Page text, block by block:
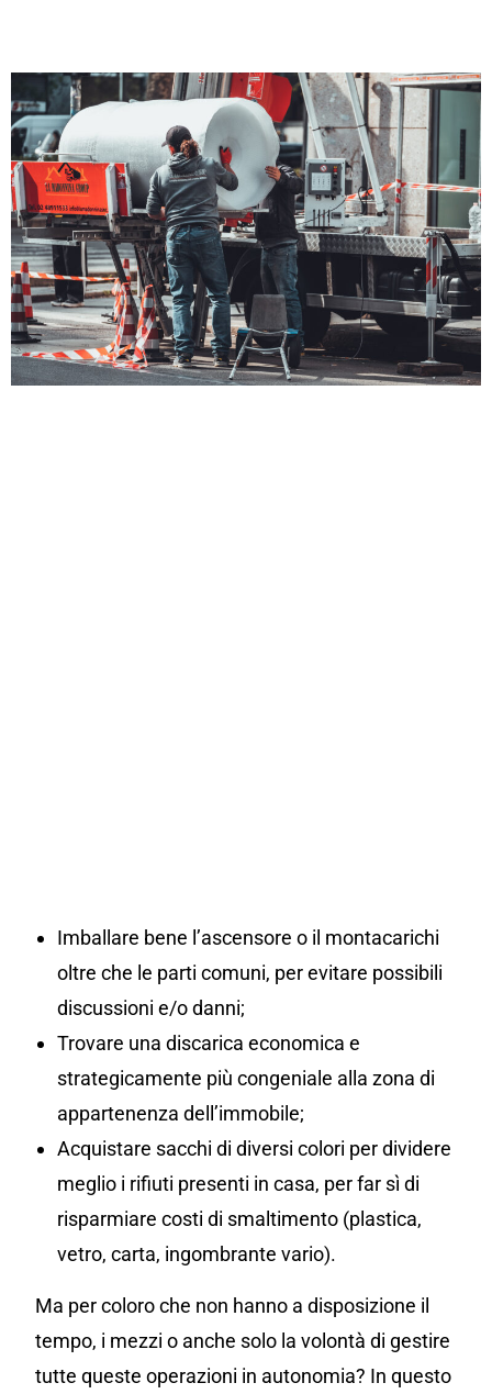
Imballare bene l’ascensore o il montacarichi
oltre che le parti comuni, per evitare possibili
discussioni e/o danni;
Trovare una discarica economica e
strategicamente più congeniale alla zona di
appartenenza dell’immobile;
Acquistare sacchi di diversi colori per dividere
meglio i rifiuti presenti in casa, per far sì di
risparmiare costi di smaltimento (plastica,
vetro, carta, ingombrante vario).
Ma per coloro che non hanno a disposizione il
tempo, i mezzi o anche solo la volontà di gestire
tutte queste operazioni in autonomia? In questo